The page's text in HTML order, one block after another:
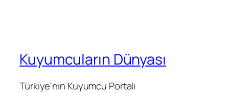
Kuyumcuların Dünyası
Türkiye'nin Kuyumcu Portalı